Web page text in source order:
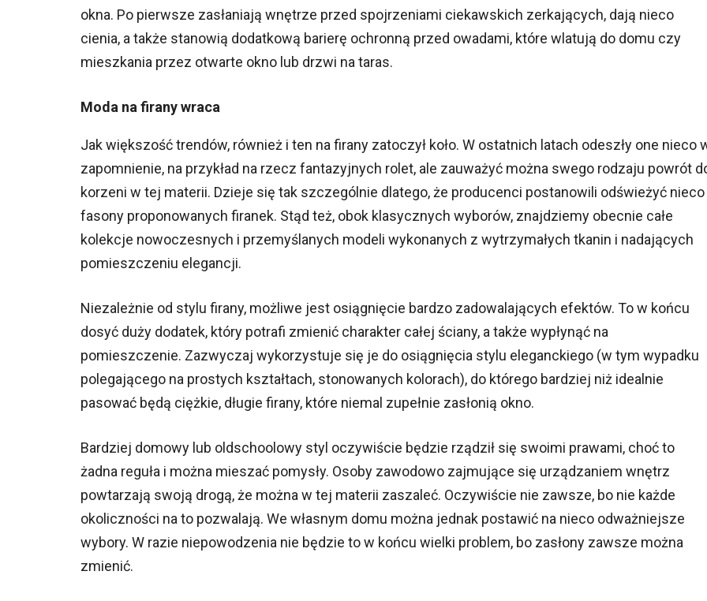
okna. Po pierwsze zasłaniają wnętrze przed spojrzeniami ciekawskich zerkających, dają nieco
cienia, a także stanowią dodatkową barierę ochronną przed owadami, które wlatują do domu czy
mieszkania przez otwarte okno lub drzwi na taras.
Moda na firany wraca
Jak większość trendów, również i ten na firany zatoczył koło. W ostatnich latach odeszły one nieco
zapomnienie, na przykład na rzecz fantazyjnych rolet, ale zauważyć można swego rodzaju powrót
korzeni w tej materii. Dzieje się tak szczególnie dlatego, że producenci postanowili odświeżyć nieco
fasony proponowanych firanek. Stąd też, obok klasycznych wyborów, znajdziemy obecnie całe
kolekcje nowoczesnych i przemyślanych modeli wykonanych z wytrzymałych tkanin i nadających
pomieszczeniu elegancji.
Niezależnie od stylu firany, możliwe jest osiągnięcie bardzo zadowalających efektów. To w końcu
dosyć duży dodatek, który potrafi zmienić charakter całej ściany, a także wypłynąć na
pomieszczenie. Zazwyczaj wykorzystuje się je do osiągnięcia stylu eleganckiego (w tym wypadku
polegającego na prostych kształtach, stonowanych kolorach), do którego bardziej niż idealnie
pasować będą ciężkie, długie firany, które niemal zupełnie zasłonią okno.
Bardziej domowy lub oldschoolowy styl oczywiście będzie rządził się swoimi prawami, choć to
żadna reguła i można mieszać pomysły. Osoby zawodowo zajmujące się urządzaniem wnętrz
powtarzają swoją drogą, że można w tej materii zaszaleć. Oczywiście nie zawsze, bo nie każde
okoliczności na to pozwalają. We własnym domu można jednak postawić na nieco odważniejsze
wybory. W razie niepowodzenia nie będzie to w końcu wielki problem, bo zasłony zawsze można
zmienić.